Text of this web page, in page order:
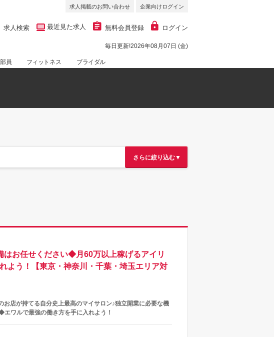
求人掲載のお問い合わせ 企業向けログイン
求人検索 最近見た求人 無料会員登録 ログイン
毎日更新!2026年08月07日 (金)
員 フィットネス ブライダル
さらに絞り込む▼
お任せください◆月60万以上稼げるアイリ
よう！【東京・神奈川・千葉・埼玉エリア対
お店が持てる自分史上最高のマイサロン♪独立開業に必要な機
ワルで最強の働き方を手に入れよう！